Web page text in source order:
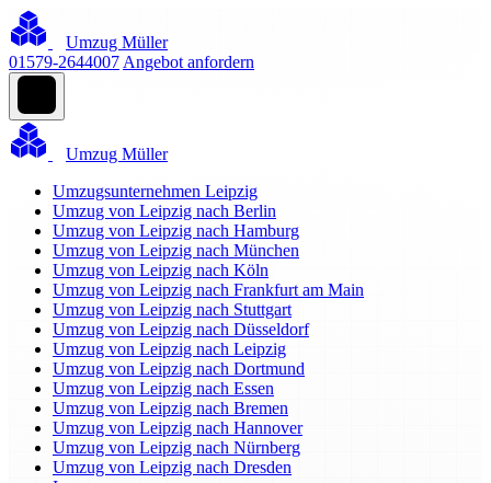
Umzug Müller
01579-2644007 Angebot anfordern
Umzug Müller
Umzugsunternehmen Leipzig
Umzug von Leipzig nach Berlin
Umzug von Leipzig nach Hamburg
Umzug von Leipzig nach München
Umzug von Leipzig nach Köln
Umzug von Leipzig nach Frankfurt am Main
Umzug von Leipzig nach Stuttgart
Umzug von Leipzig nach Düsseldorf
Umzug von Leipzig nach Leipzig
Umzug von Leipzig nach Dortmund
Umzug von Leipzig nach Essen
Umzug von Leipzig nach Bremen
Umzug von Leipzig nach Hannover
Umzug von Leipzig nach Nürnberg
Umzug von Leipzig nach Dresden